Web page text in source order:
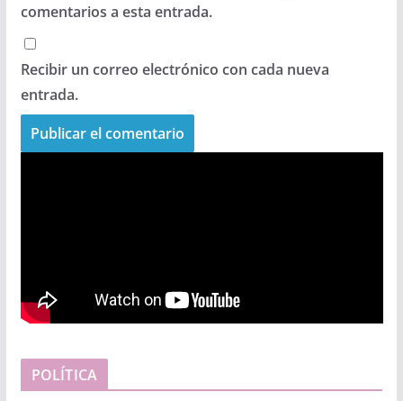
comentarios a esta entrada.
Recibir un correo electrónico con cada nueva
entrada.
POLÍTICA